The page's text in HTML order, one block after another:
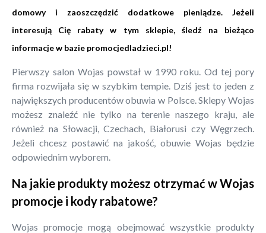
domowy i zaoszczędzić dodatkowe pieniądze. Jeżeli
interesują Cię rabaty w tym sklepie, śledź na bieżąco
informacje w bazie promocjedladzieci.pl!
Pierwszy salon Wojas powstał w 1990 roku. Od tej pory
firma rozwijała się w szybkim tempie. Dziś jest to jeden z
największych producentów obuwia w Polsce. Sklepy Wojas
możesz znaleźć nie tylko na terenie naszego kraju, ale
również na Słowacji, Czechach, Białorusi czy Węgrzech.
Jeżeli chcesz postawić na jakość, obuwie Wojas będzie
odpowiednim wyborem.
Na jakie produkty możesz otrzymać w Wojas
promocje i kody rabatowe?
Wojas promocje mogą obejmować wszystkie produkty